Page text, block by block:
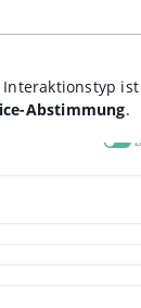
Interaktionstyp
Abstimmung.